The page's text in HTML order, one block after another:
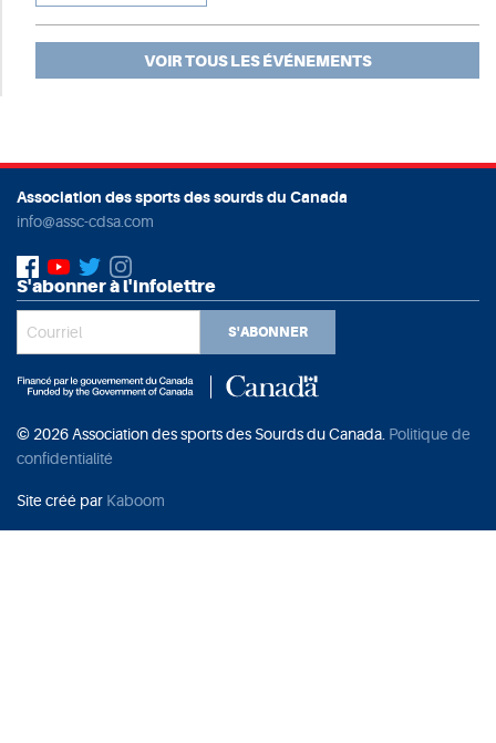
VOIR TOUS LES ÉVÉNEMENTS
Association des sports des sourds du Canada
info@assc-cdsa.com
S'abonner à l'infolettre
S'ABONNER
© 2026 Association des sports des Sourds du Canada. Politique de
confidentialité
Site créé par Kaboom